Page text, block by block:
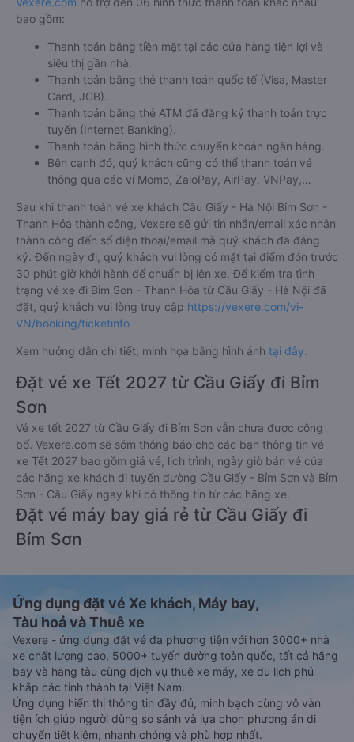
bao gồm:
Thanh toán bằng tiền mặt tại các cửa hàng tiện lợi và
siêu thị gần nhà.
Thanh toán bằng thẻ thanh toán quốc tế (Visa, Master
Card, JCB).
Thanh toán bằng thẻ ATM đã đăng ký thanh toán trực
tuyến (Internet Banking).
Thanh toán bằng hình thức chuyển khoản ngân hàng.
Bên cạnh đó, quý khách cũng có thể thanh toán vé
thông qua các ví Momo, ZaloPay, AirPay, VNPay,…
Sau khi thanh toán vé xe khách Cầu Giấy - Hà Nội Bỉm Sơn -
Thanh Hóa thành công, Vexere sẽ gửi tin nhắn/email xác nhận
thành công đến số điện thoại/email mà quý khách đã đăng
ký. Đến ngày đi, quý khách vui lòng có mặt tại điểm đón trước
30 phút giờ khởi hành để chuẩn bị lên xe. Để kiểm tra tình
trạng vé xe đi Bỉm Sơn - Thanh Hóa từ Cầu Giấy - Hà Nội đã
đặt, quý khách vui lòng truy cập https://vexere.com/vi-
VN/booking/ticketinfo
Xem hướng dẫn chi tiết, minh họa bằng hình ảnh tại đây.
Đặt vé xe Tết 2027 từ Cầu Giấy đi Bỉm
Sơn
Vé xe tết 2027 từ Cầu Giấy đi Bỉm Sơn vẫn chưa được công
bố. Vexere.com sẽ sớm thông báo cho các bạn thông tin vé
xe Tết 2027 bao gồm giá vé, lịch trình, ngày giờ bán vé của
các hãng xe khách đi tuyến đường Cầu Giấy - Bỉm Sơn và Bỉm
Sơn - Cầu Giấy ngay khi có thông tin từ các hãng xe.
Đặt vé máy bay giá rẻ từ Cầu Giấy đi
Bỉm Sơn
Ứng dụng đặt vé Xe khách, Máy bay,
Tàu hoả và Thuê xe
Vexere - ứng dụng đặt vé đa phương tiện với hơn 3000+ nhà
xe chất lượng cao, 5000+ tuyến đường toàn quốc, tất cả hãng
bay và hãng tàu cùng dịch vụ thuê xe máy, xe du lịch phủ
khắp các tỉnh thành tại Việt Nam.
Ứng dụng hiển thị thông tin đầy đủ, minh bạch cùng vô vàn
tiện ích giúp người dùng so sánh và lựa chọn phương án di
chuyển tiết kiệm, nhanh chóng và phù hợp nhất.